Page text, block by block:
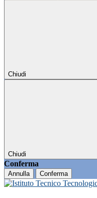
Chiudi
Chiudi
Conferma
Annulla Conferma